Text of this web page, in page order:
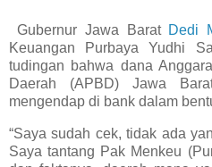
Gubernur Jawa Barat Dedi
Keuangan Purbaya Yudhi
tudingan bahwa dana
Daerah (APBD) Jawa
mengendap di bank dalam
“Saya sudah cek, tidak ada
Saya tantang Pak Menkeu